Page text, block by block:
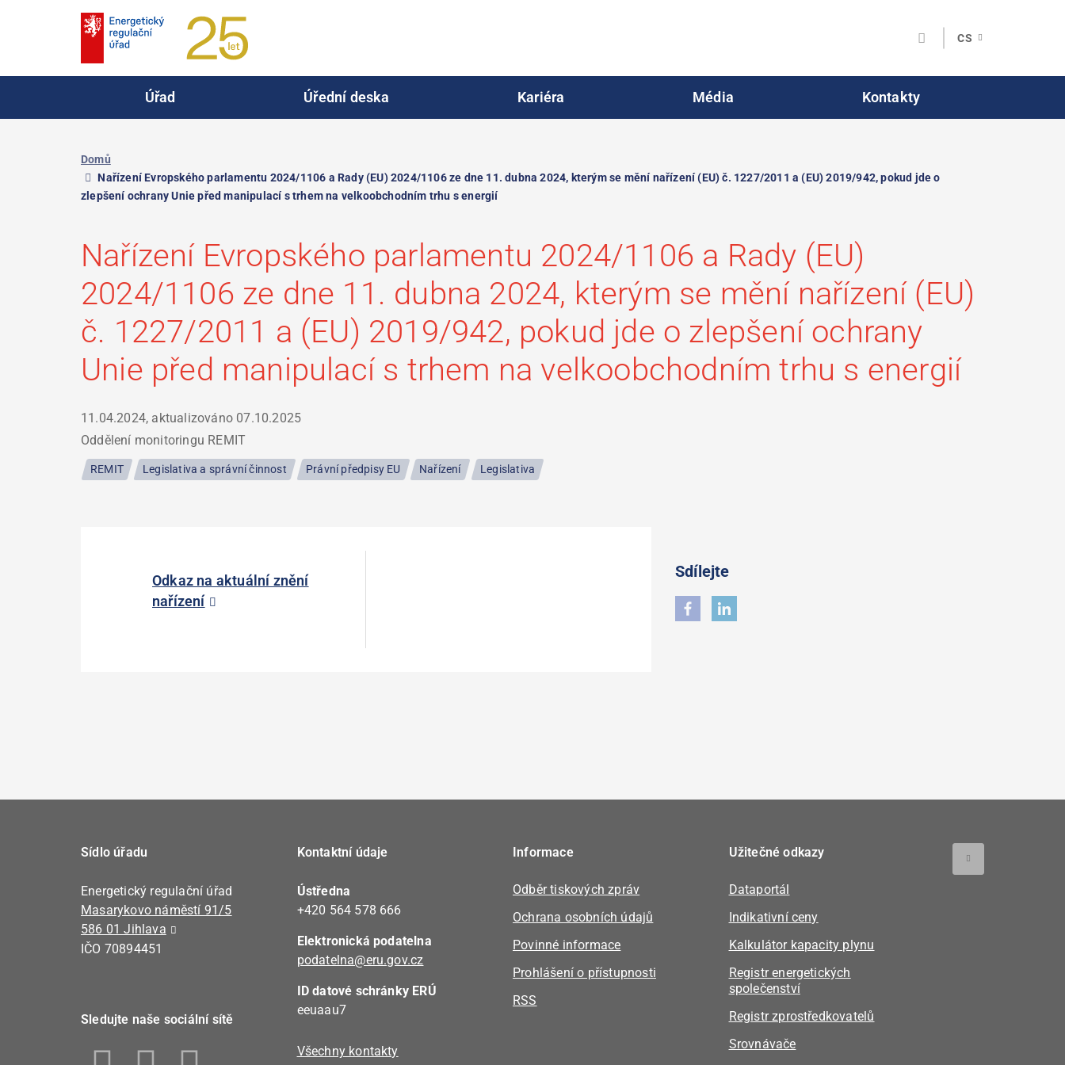
CS
Úřad Úřední deska Kariéra Média Kontakty
Domů
Nařízení Evropského parlamentu 2024/1106 a Rady (EU) 2024/1106 ze dne 11. dubna 2024, kterým se mění nařízení (EU) č. 1227/2011 a (EU) 2019/942, pokud jde o
zlepšení ochrany Unie před manipulací s trhem na velkoobchodním trhu s energií
Nařízení Evropského parlamentu 2024/1106 a Rady (EU)
2024/1106 ze dne 11. dubna 2024, kterým se mění nařízení (EU)
č. 1227/2011 a (EU) 2019/942, pokud jde o zlepšení ochrany
Unie před manipulací s trhem na velkoobchodním trhu s energií
11.04.2024, aktualizováno 07.10.2025
Oddělení monitoringu REMIT
REMIT Legislativa a správní činnost Právní předpisy EU Nařízení Legislativa
Odkaz na aktuální znění
nařízení
Sdílejte
Sídlo úřadu
Energetický regulační úřad
Masarykovo náměstí 91/5
586 01 Jihlava
IČO 70894451
Sledujte naše sociální sítě
Kontaktní údaje
Ústředna
+420 564 578 666
Elektronická podatelna
podatelna@eru.gov.cz
ID datové schránky ERÚ
eeuaau7
Všechny kontakty
Informace
Odběr tiskových zpráv
Ochrana osobních údajů
Povinné informace
Prohlášení o přístupnosti
RSS
Užitečné odkazy
Dataportál
Indikativní ceny
Kalkulátor kapacity plynu
Registr energetických
společenství
Registr zprostředkovatelů
Srovnávače